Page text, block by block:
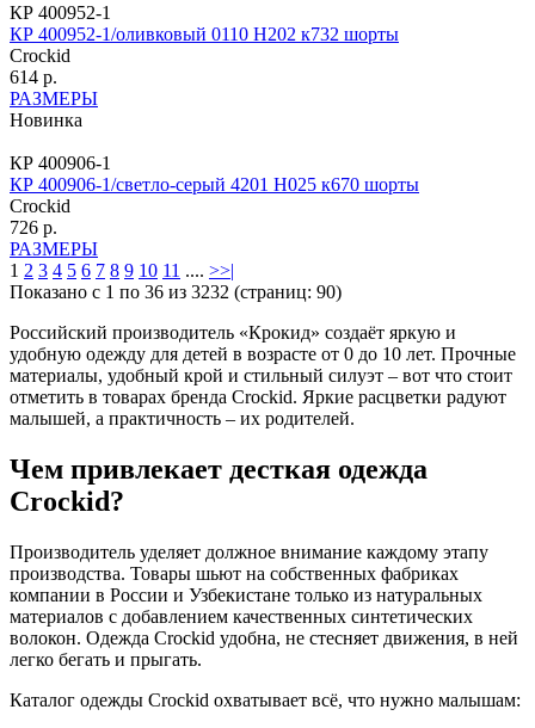
КР 400952-1
КР 400952-1/оливковый 0110 Н202 к732 шорты
Crockid
614 р.
РАЗМЕРЫ
Новинка
КР 400906-1
КР 400906-1/светло-серый 4201 Н025 к670 шорты
Crockid
726 р.
РАЗМЕРЫ
1 2 3 4 5 6 7 8 9 10 11 .... >>|
Показано с 1 по 36 из 3232 (страниц: 90)
Российский производитель «Крокид» создаёт яркую и
удобную одежду для детей в возрасте от 0 до 10 лет. Прочные
материалы, удобный крой и стильный силуэт – вот что стоит
отметить в товарах бренда Crockid. Яркие расцветки радуют
малышей, а практичность – их родителей.
Чем привлекает десткая одежда
Crockid?
Производитель уделяет должное внимание каждому этапу
производства. Товары шьют на собственных фабриках
компании в России и Узбекистане только из натуральных
материалов с добавлением качественных синтетических
волокон. Одежда Crockid удобна, не стесняет движения, в ней
легко бегать и прыгать.
Каталог одежды Crockid охватывает всё, что нужно малышам: